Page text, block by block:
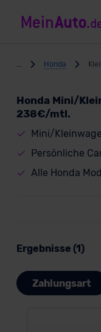
Honda
Honda Mini/
238€/mtl.
Mini/
Persönliche
Alle Honda
Ergebnisse (1)
Zahlungsart